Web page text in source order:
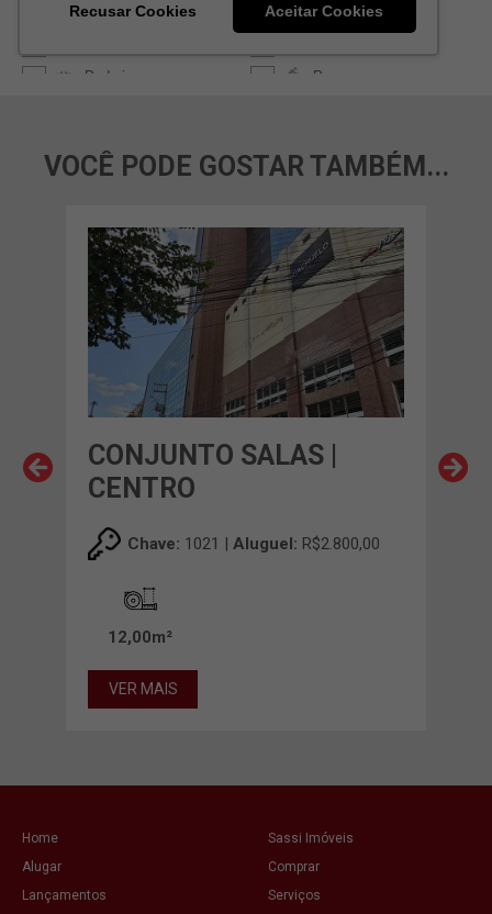
VOCÊ PODE GOSTAR TAMBÉM...
CONJUNTO SALAS |
CENTRO
Chave: 1021 | Aluguel: R$2.800,00
12,00m²
VER MAIS
Home
Sassi Imóveis
Alugar
Comprar
Lançamentos
Serviços